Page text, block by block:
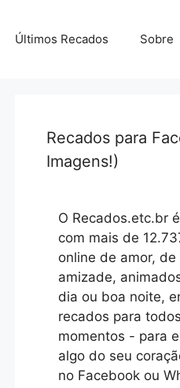
Últimos Recados Sobre
Recados para
Imagens!)
O Recados.etc.br
com mais de
online de amor, de
amizade,
dia ou boa noite,
recados para
momentos - para
algo do seu
no Facebook ou